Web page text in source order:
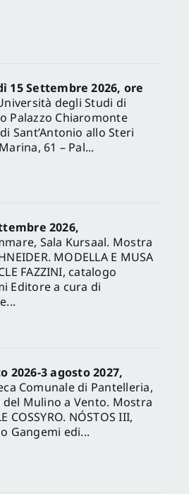
15 Settembre 2026, ore
degli Studi di
Palazzo Chiaromonte
Sant’Antonio allo Steri
61 – Pal...
2026,
Sala Kursaal. Mostra
MODELLA E MUSA
FAZZINI, catalogo
Editore a cura di
2026-3 agosto 2027,
Comunale di Pantelleria,
del Mulino a Vento. Mostra
COSSYRO. NÓSTOS III,
Gangemi edi...